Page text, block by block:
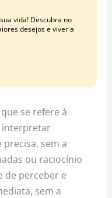
vida! Descubra no
desejos e viver a
se refere à
interpretar
sem a
ou raciocínio
de perceber e
sem a